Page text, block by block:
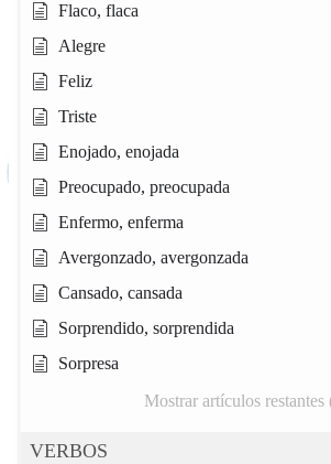
Flaco, flaca
Alegre
Feliz
Triste
Enojado, enojada
Preocupado, preocupada
Enfermo, enferma
Avergonzado, avergonzada
Cansado, cansada
Sorprendido, sorprendida
Sorpresa
Mostrar artículos restantes
VERBOS